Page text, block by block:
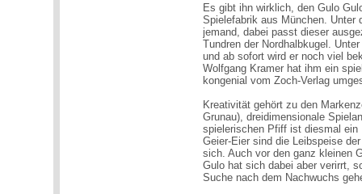
Es gibt ihn wirklich, den Gulo
Spielefabrik aus München. Unter
jemand, dabei passt dieser
Tundren der Nordhalbkugel.
und ab sofort wird er noch viel
Wolfgang Kramer hat ihm ein
kongenial vom Zoch-Verlag
Kreativität gehört zu den
Grunau), dreidimensionale
spielerischen Pfiff ist diesmal ein
Geier-Eier sind die Leibspeise
sich. Auch vor den ganz kleinen
Gulo hat sich dabei aber verirrt,
Suche nach dem Nachwuchs